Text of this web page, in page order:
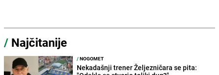
/ Najčitanije
/NOGOMET
Nekadašnji trener Željezničara se pita: